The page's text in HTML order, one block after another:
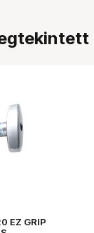
EZ GRIP